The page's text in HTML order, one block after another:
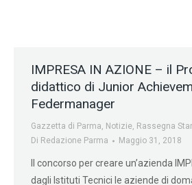
IMPRESA IN AZIONE – il
didattico di Junior
Federmanager
Gazzetta di Parma, Notizie, Rassegna
Di Redazione Parma Maggio 31, 2018
Il concorso per creare un’azienda
dagli Istituti Tecnici le aziende di